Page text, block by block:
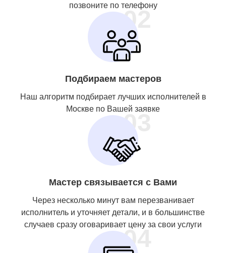
позвоните по телефону
02
Подбираем мастеров
Наш алгоритм подбирает лучших исполнителей в
Москве по Вашей заявке
03
Мастер связывается с Вами
Через несколько минут вам перезванивает
исполнитель и уточняет детали, и в большинстве
случаев сразу оговаривает цену за свои услуги
04